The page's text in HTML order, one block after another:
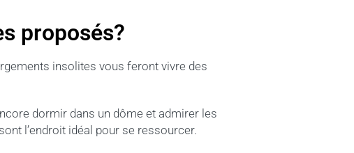
proposés?
insolites vous feront vivre des
dormir dans un dôme et admirer les
l’endroit idéal pour se ressourcer.